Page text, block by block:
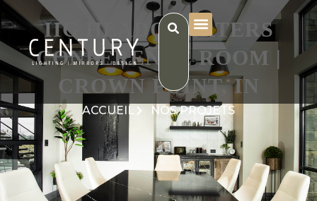
IIG HEADQUARTERS
CONFERENCE ROOM |
CROWN POINT, IN
ACCUEIL NOS PROJETS